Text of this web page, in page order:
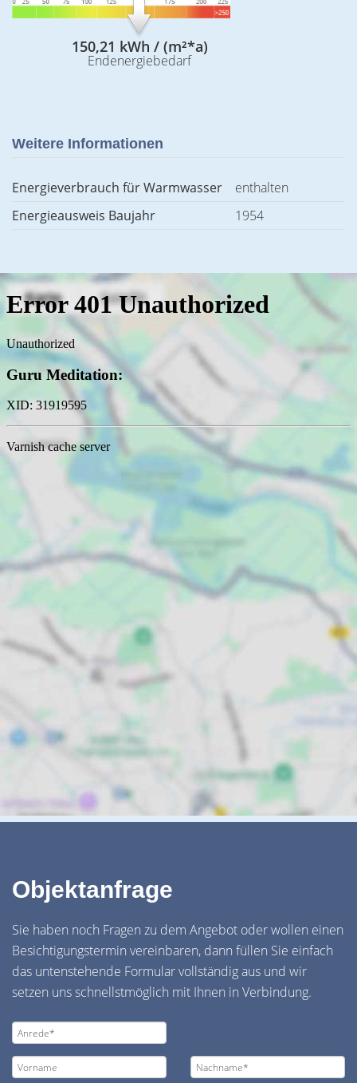
150,21 kWh / (m²*a)
Endenergiebedarf
Weitere Informationen
Energieverbrauch für Warmwasser
enthalten
Energieausweis Baujahr
1954
Objektanfrage
Sie haben noch Fragen zu dem Angebot oder wollen einen
Besichtigungstermin vereinbaren, dann füllen Sie einfach
das untenstehende Formular vollständig aus und wir
setzen uns schnellstmöglich mit Ihnen in Verbindung.